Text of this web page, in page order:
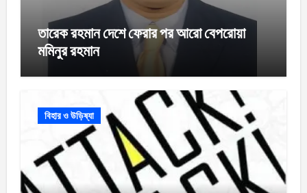
তারেক রহমান দেশে ফেরার পর আরো বেপরোয়া
মমিনুর রহমান
বিহার ও উড়িষ্যা